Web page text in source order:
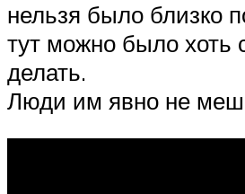
нельзя было близко
тут можно было хоть
делать.
Люди им явно не